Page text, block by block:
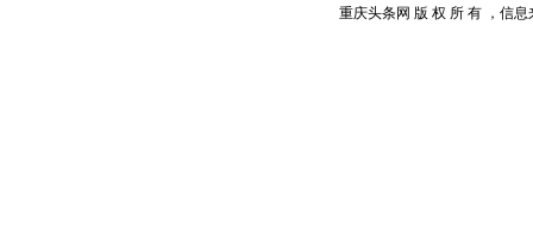
重庆头条网 版 权 所 有 ，信